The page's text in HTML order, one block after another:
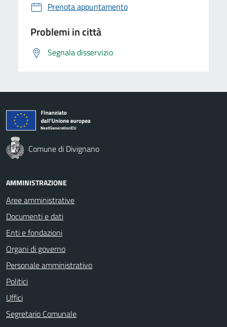
Prenota appuntamento
Problemi in città
Segnala disservizio
Comune di Divignano
AMMINISTRAZIONE
Aree amministrative
Documenti e dati
Enti e fondazioni
Organi di governo
Personale amministrativo
Politici
Uffici
Segretario Comunale